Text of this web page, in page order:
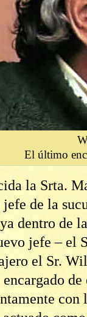
El último
la Srta.
de la
dentro de
jefe – el
el Sr.
encargado
con